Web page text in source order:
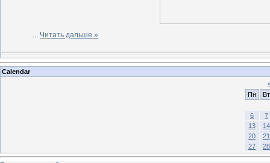
Читать дальше »
Calendar
Пн
Вт
6
7
13
14
20
21
27
28